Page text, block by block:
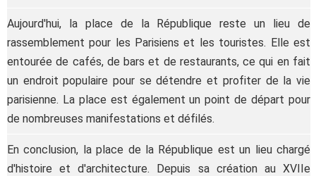
Aujourd'hui, la place de la République reste un lieu de
rassemblement pour les Parisiens et les touristes. Elle est
entourée de cafés, de bars et de restaurants, ce qui en fait
un endroit populaire pour se détendre et profiter de la vie
parisienne. La place est également un point de départ pour
de nombreuses manifestations et défilés.
En conclusion, la place de la République est un lieu chargé
d'histoire et d'architecture. Depuis sa création au XVIIe